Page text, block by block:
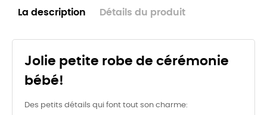
La description Détails du produit
Jolie petite robe de cérémonie
bébé!
Des petits détails qui font tout son charme: